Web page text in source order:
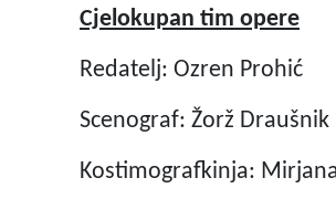
Cjelokupan tim opere
Redatelj: Ozren Prohić
Scenograf: Žorž Draušnik
Kostimografkinja: